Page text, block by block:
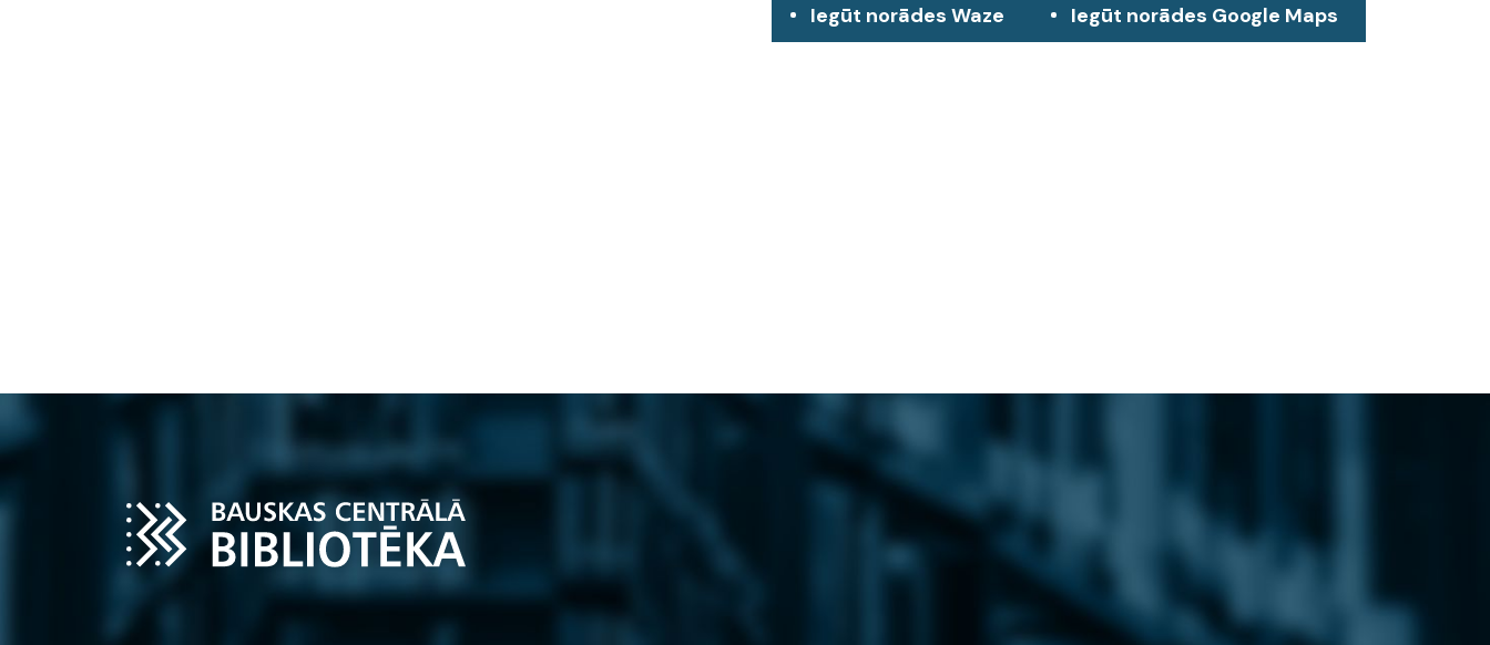
Iegūt norādes Waze Iegūt norādes Google Maps